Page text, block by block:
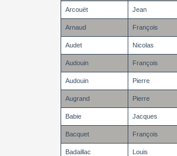
Arcouët Jean
Arnaud François
Audet Nicolas
Audouin François
Audouin Pierre
Augrand Pierre
Babie Jacques
Bacquet François
Badaillac Louis